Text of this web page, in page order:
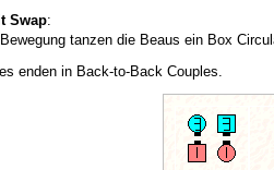
Swap:
tanzen die Beaus ein Box
enden in Back-to-Back Couples.